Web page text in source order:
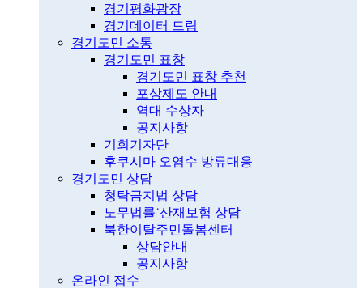
경기평화광장
경기데이터 드림
경기도민 소통
경기도민 표창
경기도민 표창 추천
포상제도 안내
역대 수상자
공지사항
기회기자단
후쿠시마 오염수 방류대응
경기도민 상담
청탁금지법 상담
노무법률˙산재보험 상담
북한이탈주민돌봄센터
상담안내
공지사항
온라인 접수